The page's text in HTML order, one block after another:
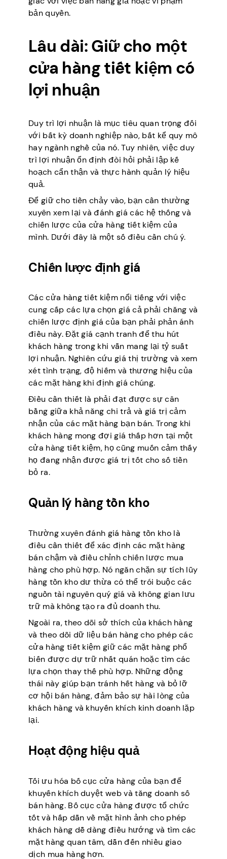
bản quyền.
Lâu dài: Giữ cho một
cửa hàng tiết kiệm có
lợi nhuận
Duy trì lợi nhuận là mục tiêu quan trọng đối
với bất kỳ doanh nghiệp nào, bất kể quy mô
hay ngành nghề của nó. Tuy nhiên, việc duy
trì lợi nhuận ổn định đòi hỏi phải lập kế
hoạch cẩn thận và thực hành quản lý hiệu
quả.
Để giữ cho tiền chảy vào, bạn cần thường
xuyên xem lại và đánh giá các hệ thống và
chiến lược của cửa hàng tiết kiệm của
mình. Dưới đây là một số điều cần chú ý.
Chiến lược định giá
Các cửa hàng tiết kiệm nổi tiếng với việc
cung cấp các lựa chọn giá cả phải chăng và
chiến lược định giá của bạn phải phản ánh
điều này. Đặt giá cạnh tranh để thu hút
khách hàng trong khi vẫn mang lại tỷ suất
lợi nhuận. Nghiên cứu giá thị trường và xem
xét tình trạng, độ hiếm và thương hiệu của
các mặt hàng khi định giá chúng.
Điều cần thiết là phải đạt được sự cân
bằng giữa khả năng chi trả và giá trị cảm
nhận của các mặt hàng bạn bán. Trong khi
khách hàng mong đợi giá thấp hơn tại một
cửa hàng tiết kiệm, họ cũng muốn cảm thấy
họ đang nhận được giá trị tốt cho số tiền
bỏ ra.
Quản lý hàng tồn kho
Thường xuyên đánh giá hàng tồn kho là
điều cần thiết để xác định các mặt hàng
bán chậm và điều chỉnh chiến lược mua
hàng cho phù hợp. Nó ngăn chặn sự tích lũy
hàng tồn kho dư thừa có thể trói buộc các
nguồn tài nguyên quý giá và không gian lưu
trữ mà không tạo ra đủ doanh thu.
Ngoài ra, theo dõi sở thích của khách hàng
và theo dõi dữ liệu bán hàng cho phép các
cửa hàng tiết kiệm giữ các mặt hàng phổ
biến được dự trữ nhất quán hoặc tìm các
lựa chọn thay thế phù hợp. Những động
thái này giúp bạn tránh hết hàng và bỏ lỡ
cơ hội bán hàng, đảm bảo sự hài lòng của
khách hàng và khuyến khích kinh doanh lặp
lại.
Hoạt động hiệu quả
Tối ưu hóa bố cục cửa hàng của bạn để
khuyến khích duyệt web và tăng doanh số
bán hàng. Bố cục cửa hàng được tổ chức
tốt và hấp dẫn về mặt hình ảnh cho phép
khách hàng dễ dàng điều hướng và tìm các
mặt hàng quan tâm, dẫn đến nhiều giao
dịch mua hàng hơn.